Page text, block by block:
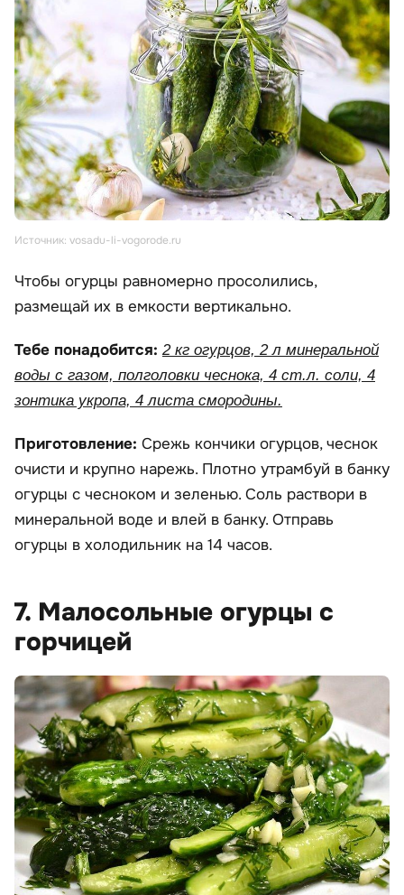
Источник: vosadu-li-vogorode.ru
Чтобы огурцы равномерно просолились,
размещай их в емкости вертикально.
Тебе понадобится: 2 кг огурцов, 2 л минеральной
воды с газом, полголовки чеснока, 4 ст.л. соли, 4
зонтика укропа, 4 листа смородины.
Приготовление: Срежь кончики огурцов, чеснок
очисти и крупно нарежь. Плотно утрамбуй в банку
огурцы с чесноком и зеленью. Соль раствори в
минеральной воде и влей в банку. Отправь
огурцы в холодильник на 14 часов.
7. Малосольные огурцы с
горчицей